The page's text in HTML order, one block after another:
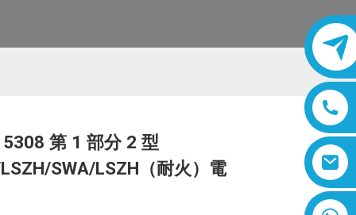
Loading...
Loading...
5308 第 1 部分 2 型
SWA/LSZH（耐火）電